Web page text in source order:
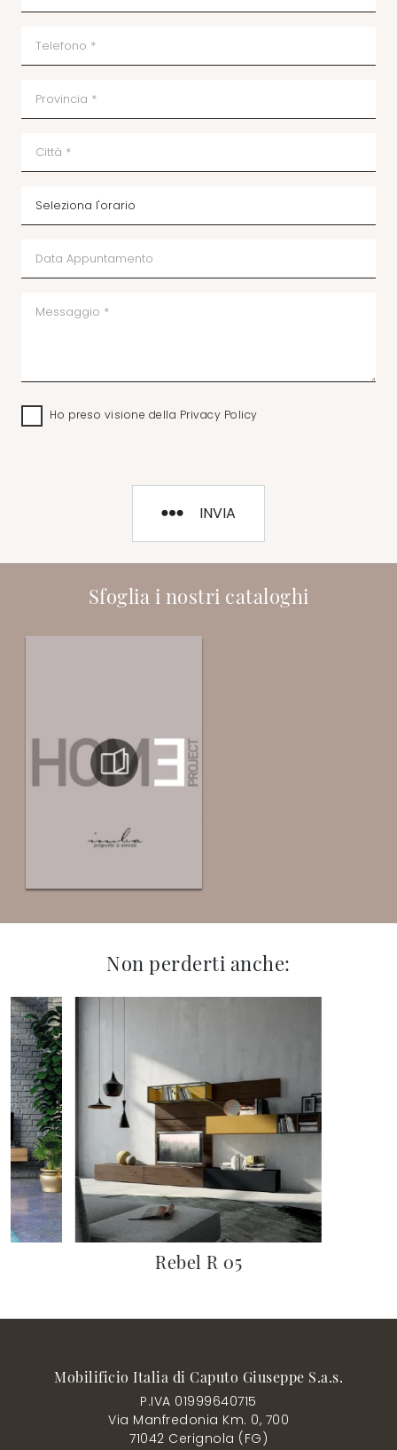
Sfoglia i nostri cataloghi
Ho preso visione della Privacy Policy
INVIA
Non perderti anche:
Rebel R 05
Mobilificio Italia di Caputo Giuseppe S.a.s.
P.IVA 01999640715
Via Manfredonia Km. 0, 700
71042 Cerignola (FG)